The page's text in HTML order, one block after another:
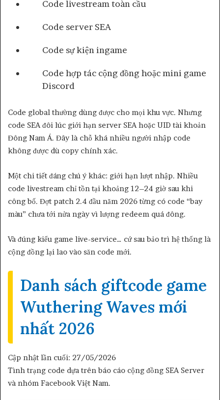
Code livestream toàn cầu
Code server SEA
Code sự kiện ingame
Code hợp tác cộng đồng hoặc mini game
Discord
Code global thường dùng được cho mọi khu vực. Nhưng
code SEA đôi lúc giới hạn server SEA hoặc UID tài khoản
Đông Nam Á. Đây là chỗ khá nhiều người nhập code
không được dù copy chính xác.
Một chi tiết đáng chú ý khác: giới hạn lượt nhập. Nhiều
code livestream chỉ tồn tại khoảng 12–24 giờ sau khi
công bố. Đợt patch 2.4 đầu năm 2026 từng có code “bay
màu” chưa tới nửa ngày vì lượng redeem quá đông.
Và đúng kiểu game live-service… cứ sau bảo trì hệ thống là
cộng đồng lại lao vào săn code mới.
Danh sách giftcode game
Wuthering Waves mới
nhất 2026
Cập nhật lần cuối: 27/05/2026
Tình trạng code dựa trên báo cáo cộng đồng SEA Server
và nhóm Facebook Việt Nam.